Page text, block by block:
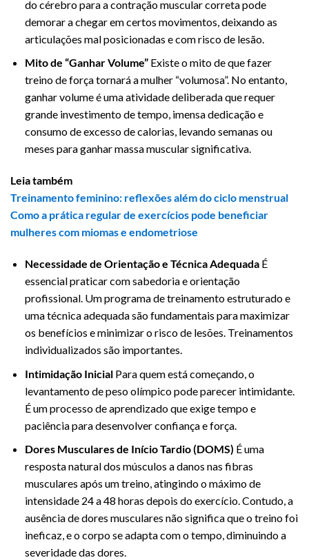
do cérebro para a contração muscular correta pode
demorar a chegar em certos movimentos, deixando as
articulações mal posicionadas e com risco de lesão.
Mito de “Ganhar Volume”Existe o mito de que fazer
treino de força tornará a mulher “volumosa”. No entanto,
ganhar volume é uma atividade deliberada que requer
grande investimento de tempo, imensa dedicação e
consumo de excesso de calorias, levando semanas ou
meses para ganhar massa muscular significativa.
Leia também
Treinamento feminino: reflexões além do ciclo menstrual
Como a prática regular de exercícios pode beneficiar
mulheres com miomas e endometriose
Necessidade de Orientação e Técnica AdequadaÉ
essencial praticar com sabedoria e orientação
profissional. Um programa de treinamento estruturado e
uma técnica adequada são fundamentais para maximizar
os benefícios e minimizar o risco de lesões. Treinamentos
individualizados são importantes.
Intimidação InicialPara quem está começando, o
levantamento de peso olímpico pode parecer intimidante.
É um processo de aprendizado que exige tempo e
paciência para desenvolver confiança e força.
Dores Musculares de Início Tardio (DOMS) É uma
resposta natural dos músculos a danos nas fibras
musculares após um treino, atingindo o máximo de
intensidade 24 a 48 horas depois do exercício. Contudo, a
ausência de dores musculares não significa que o treino foi
ineficaz, e o corpo se adapta com o tempo, diminuindo a
severidade das dores.